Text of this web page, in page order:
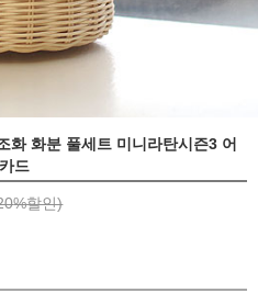
화 화분 풀세트 미니라탄시즌3 어
드
%할인)